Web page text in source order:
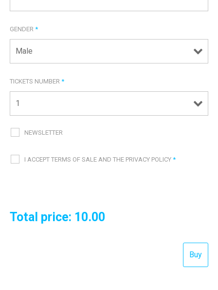
GENDER *
TICKETS NUMBER *
NEWSLETTER
I ACCEPT TERMS OF SALE AND THE PRIVACY POLICY *
Total price: 10.00